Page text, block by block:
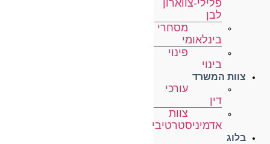
פלילי-צווארון
לבן
מסחרי
בינלאומי
פינוי
בינוי
צוות המשרד
עורכי
דין
צוות
אדמיניסטרטיבי
בלוג